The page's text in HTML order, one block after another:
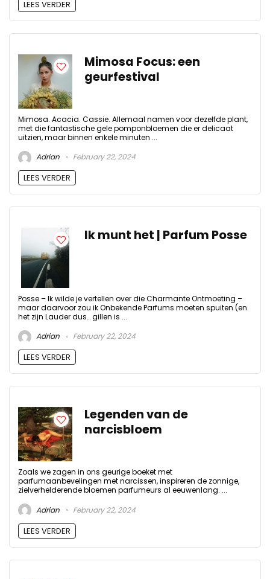
LEES VERDER
Mimosa Focus: een
geurfestival
Mimosa. Acacia. Cassie. Allemaal namen voor dezelfde plant,
met die fantastische gele pomponbloemen die er delicaat
uitzien, maar binnen enkele minuten ...
Adrian
February 22, 2024
LEES VERDER
Ik munt het | Parfum Posse
Posse – Ik wilde je vertellen over die Charmante Ontmoeting –
maar daarvoor zou ik Onbekende Parfums moeten spuiten (en
het zijn Lauder dus… gillen is ...
Adrian
February 22, 2024
LEES VERDER
Legenden van de
narcisbloem
Zoals we zagen in ons geurige boeket met
parfumaanbevelingen met narcissen, inspireren de zonnige,
zielverhelderende bloemen parfumeurs al eeuwenlang. ...
Adrian
February 22, 2024
LEES VERDER